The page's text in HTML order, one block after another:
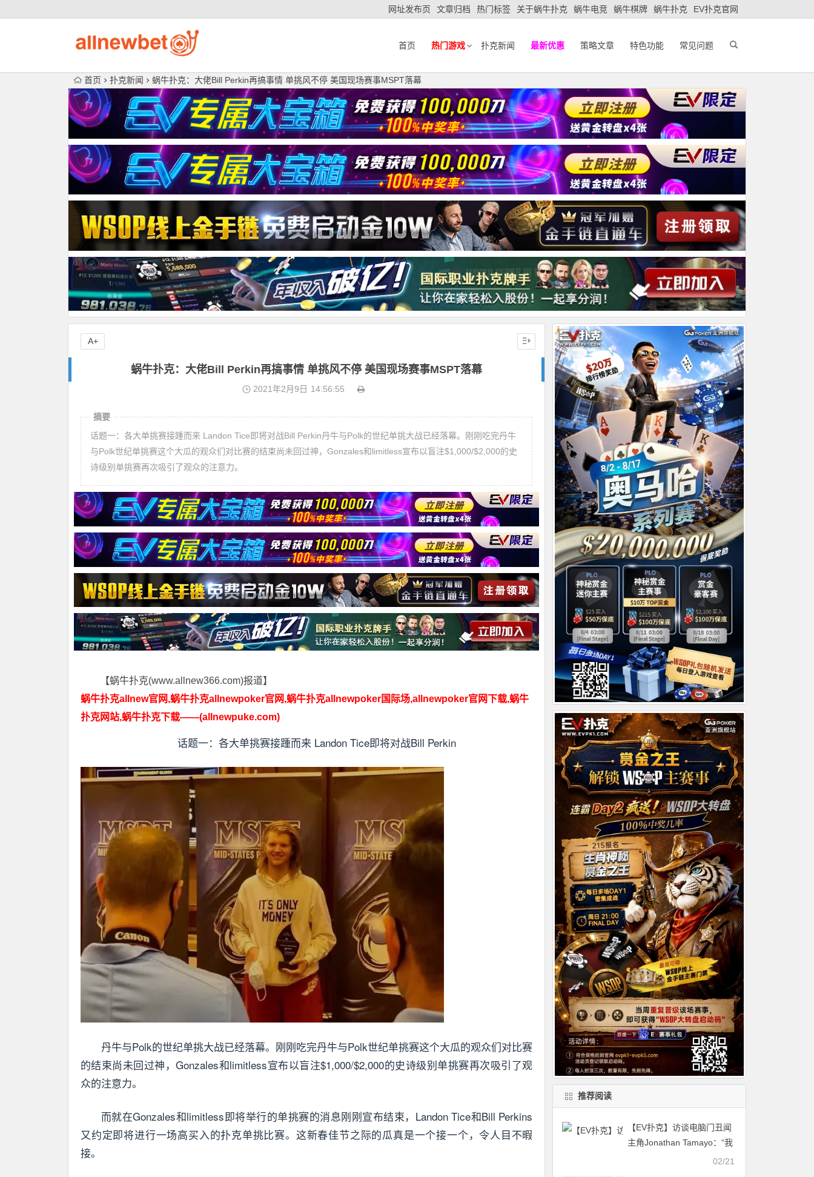
网址发布页 文章归档 热门标签 关于蜗牛扑克 蜗牛电竞 蜗牛棋牌 蜗牛扑克 EV扑克官网
首页 热门游戏 扑克新闻 最新优惠 策略文章 特色功能 常见问题
首页 扑克新闻 蜗牛扑克：大佬Bill Perkin再搞事情 单挑风不停 美国现场赛事MSPT落幕
蜗牛扑克：大佬Bill Perkin再搞事情 单挑风不停 美国现场赛事MSPT落幕
2021年2月9日 14:56:55
摘要
话题一：各大单挑赛接踵而来 Landon Tice即将对战Bill Perkin丹牛与Polk的世纪单挑大战已经落幕。刚刚吃完丹牛
与Polk世纪单挑赛这个大瓜的观众们对比赛的结束尚未回过神，Gonzales和limitless宣布以盲注$1,000/$2,000的史
诗级别单挑赛再次吸引了观众的注意力。
【蜗牛扑克(www.allnew366.com)报道】
蜗牛扑克allnew官网,蜗牛扑克allnewpoker官网,蜗牛扑克allnewpoker国际场,allnewpoker官网下载,蜗牛
扑克网站,蜗牛扑克下载——(allnewpuke.com)
话题一：各大单挑赛接踵而来 Landon Tice即将对战Bill Perkin
丹牛与Polk的世纪单挑大战已经落幕。刚刚吃完丹牛与Polk世纪单挑赛这个大瓜的观众们对比赛
的结束尚未回过神，Gonzales和limitless宣布以盲注$1,000/$2,000的史诗级别单挑赛再次吸引了观
众的注意力。
而就在Gonzales和limitless即将举行的单挑赛的消息刚刚宣布结束，Landon Tice和Bill Perkins
又约定即将进行一场高买入的扑克单挑比赛。这新春佳节之际的瓜真是一个接一个，令人目不暇
接。
A+
推荐阅读
【EV扑克】访谈电脑门丑闻
主角Jonathan Tamayo：“我
02/21